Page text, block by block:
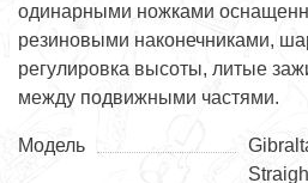
одинарными ножками
резиновыми наконечниками,
регулировка высоты, литые
между подвижными частями.
Модель